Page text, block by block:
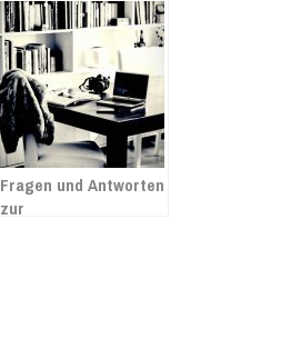
Fragen und Antworten
zur